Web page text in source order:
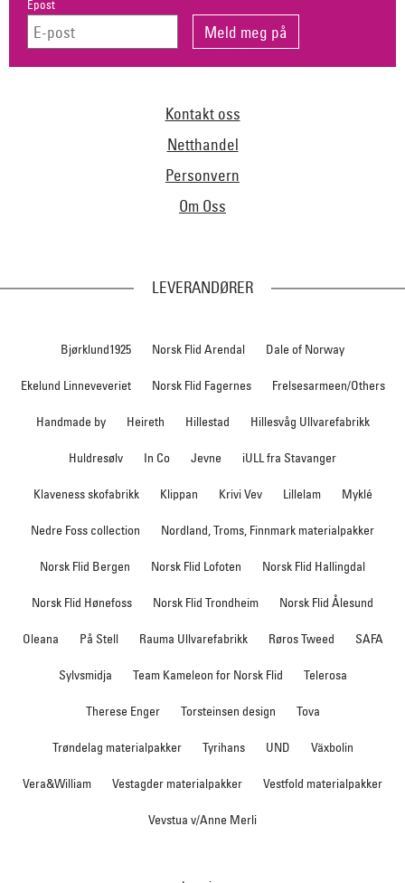
Epost
Kontakt oss
Netthandel
Personvern
Om Oss
LEVERANDØRER
Bjørklund1925 Norsk Flid Arendal Dale of Norway
Ekelund Linneveveriet Norsk Flid Fagernes Frelsesarmeen/Others
Handmade by Heireth Hillestad Hillesvåg Ullvarefabrikk
Huldresølv In Co Jevne iULL fra Stavanger
Klaveness skofabrikk Klippan Krivi Vev Lillelam Myklé
Nedre Foss collection Nordland, Troms, Finnmark materialpakker
Norsk Flid Bergen Norsk Flid Lofoten Norsk Flid Hallingdal
Norsk Flid Hønefoss Norsk Flid Trondheim Norsk Flid Ålesund
Oleana På Stell Rauma Ullvarefabrikk Røros Tweed SAFA
Sylvsmidja Team Kameleon for Norsk Flid Telerosa
Therese Enger Torsteinsen design Tova
Trøndelag materialpakker Tyrihans UND Växbolin
Vera&William Vestagder materialpakker Vestfold materialpakker
Vevstua v/Anne Merli